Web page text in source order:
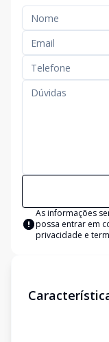
As informações
possa entrar em
privacidade e